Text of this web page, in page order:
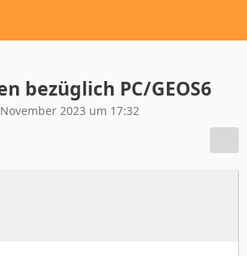
bezüglich PC/GEOS6
2023 um 17:32